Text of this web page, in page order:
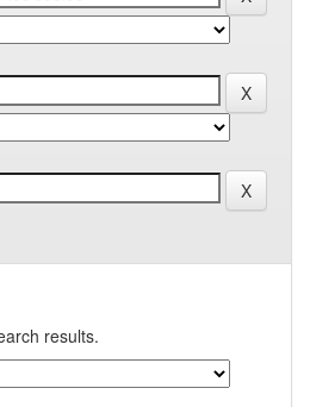
results.